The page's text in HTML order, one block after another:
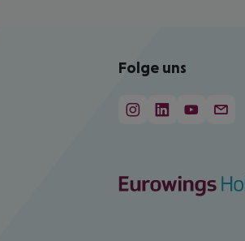
Folge uns